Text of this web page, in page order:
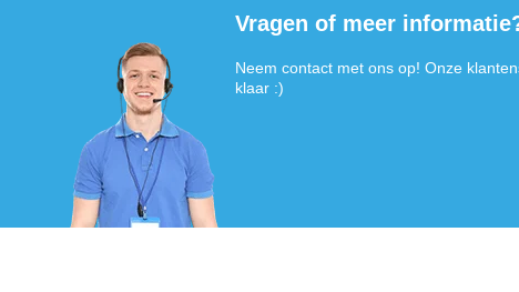
Vragen of meer
Neem contact met ons op! Onze
klaar :)